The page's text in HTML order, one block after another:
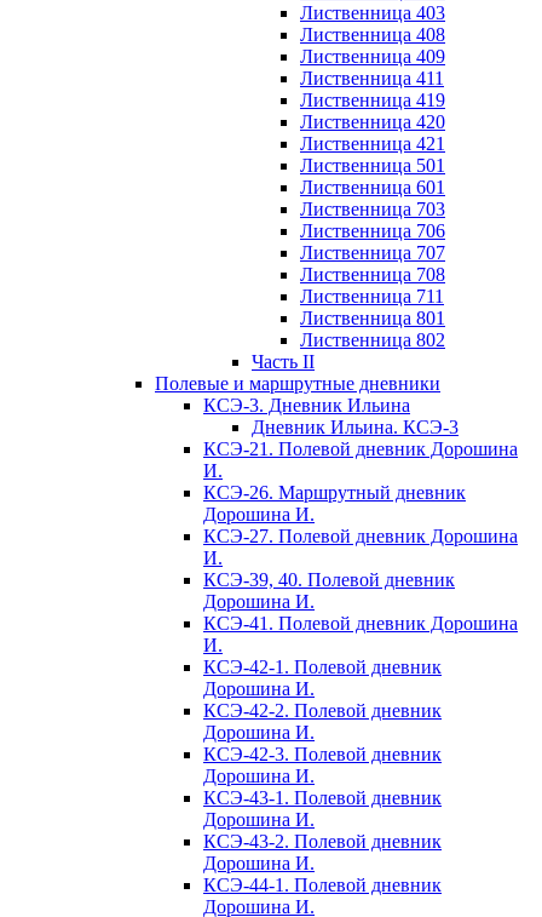
Лиственница 403
Лиственница 408
Лиственница 409
Лиственница 411
Лиственница 419
Лиственница 420
Лиственница 421
Лиственница 501
Лиственница 601
Лиственница 703
Лиственница 706
Лиственница 707
Лиственница 708
Лиственница 711
Лиственница 801
Лиственница 802
Часть II
Полевые и маршрутные дневники
КСЭ-3. Дневник Ильина
Дневник Ильина. КСЭ-3
КСЭ-21. Полевой дневник Дорошина
И.
КСЭ-26. Маршрутный дневник
Дорошина И.
КСЭ-27. Полевой дневник Дорошина
И.
КСЭ-39, 40. Полевой дневник
Дорошина И.
КСЭ-41. Полевой дневник Дорошина
И.
КСЭ-42-1. Полевой дневник
Дорошина И.
КСЭ-42-2. Полевой дневник
Дорошина И.
КСЭ-42-3. Полевой дневник
Дорошина И.
КСЭ-43-1. Полевой дневник
Дорошина И.
КСЭ-43-2. Полевой дневник
Дорошина И.
КСЭ-44-1. Полевой дневник
Дорошина И.